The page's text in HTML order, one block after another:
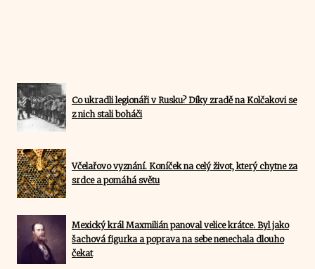
Co ukradli legionáři v Rusku? Díky zradě na Kolčakovi se
z nich stali boháči
Včelařovo vyznání. Koníček na celý život, který chytne za
srdce a pomáhá světu
Mexický král Maxmilián panoval velice krátce. Byl jako
šachová figurka a poprava na sebe nenechala dlouho
čekat